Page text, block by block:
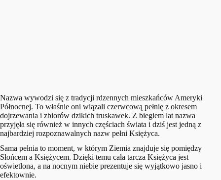
Nazwa wywodzi się z tradycji rdzennych mieszkańców Ameryki
Północnej. To właśnie oni wiązali czerwcową pełnię z okresem
dojrzewania i zbiorów dzikich truskawek. Z biegiem lat nazwa
przyjęła się również w innych częściach świata i dziś jest jedną z
najbardziej rozpoznawalnych nazw pełni Księżyca.
Sama pełnia to moment, w którym Ziemia znajduje się pomiędzy
Słońcem a Księżycem. Dzięki temu cała tarcza Księżyca jest
oświetlona, a na nocnym niebie prezentuje się wyjątkowo jasno i
efektownie.